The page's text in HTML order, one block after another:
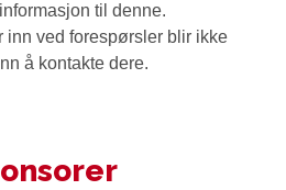
til denne.
inn ved forespørsler blir ikke
å kontakte dere.